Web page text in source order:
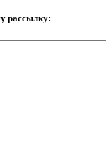
рассылку: